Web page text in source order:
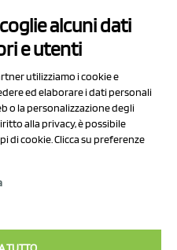
Vignola 315/1
(MO)
208553
50.000,00 i.v.
alcuni dati
e utenti
utilizziamo i cookie e
ed elaborare i dati personali
o la personalizzazione degli
alla privacy, è possibile
di cookie. Clicca su preferenze
TUTTO